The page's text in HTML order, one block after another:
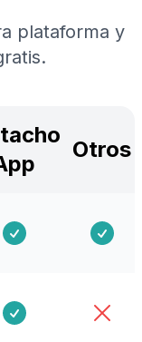
plataforma y
Otros